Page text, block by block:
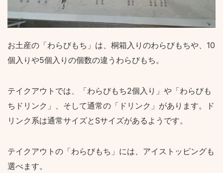
お土産の「わらびもち」は、桐箱入りのわらびもちや、10
個入りや5個入りの個数の違うわらびもち。
テイクアウトでは、「わらびもち2個入り」や「わらびも
ちドリンク」、そして通常の「ドリンク」があります。ド
リンク系は通常サイズとSサイズがあるようです。
テイクアウトの「わらびもち」には、アイストッピングも
選べます。